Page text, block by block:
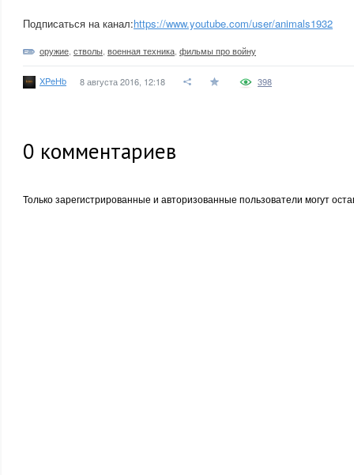
Подписаться на канал:https://www.youtube.com/user/animals1932
оружие стволы военная техника фильмы про войну
XPeHb 8 августа 2016, 12:18 398
0 комментариев
Только зарегистрированные и авторизованные пользователи могут